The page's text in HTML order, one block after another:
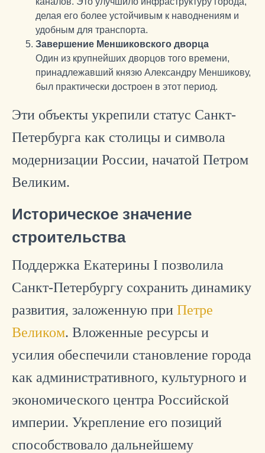
делая его более устойчивым к наводнениям и
удобным для транспорта.
Завершение Меншиковского дворца
Один из крупнейших дворцов того времени,
принадлежавший князю Александру Меншикову,
был практически достроен в этот период.
Эти объекты укрепили статус Санкт-
Петербурга как столицы и символа
модернизации России, начатой Петром
Великим.
Историческое значение
строительства
Поддержка Екатерины I позволила
Санкт-Петербургу сохранить динамику
развития, заложенную при Петре
Великом. Вложенные ресурсы и
усилия обеспечили становление города
как административного, культурного и
экономического центра Российской
империи. Укрепление его позиций
способствовало дальнейшему